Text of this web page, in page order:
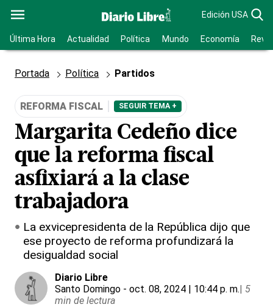
Edición USA
Última Hora Actualidad Política Mundo Economía
Portada Política Partidos
REFORMA FISCAL SEGUIR TEMA +
Margarita Cedeño dice
que la reforma fiscal
asfixiará a la clase
trabajadora
La exvicepresidenta de la República dijo que
ese proyecto de reforma profundizará la
desigualdad social
Diario Libre
Santo Domingo - oct. 08, 2024 | 10:44 p. m.| 5
min de lectura